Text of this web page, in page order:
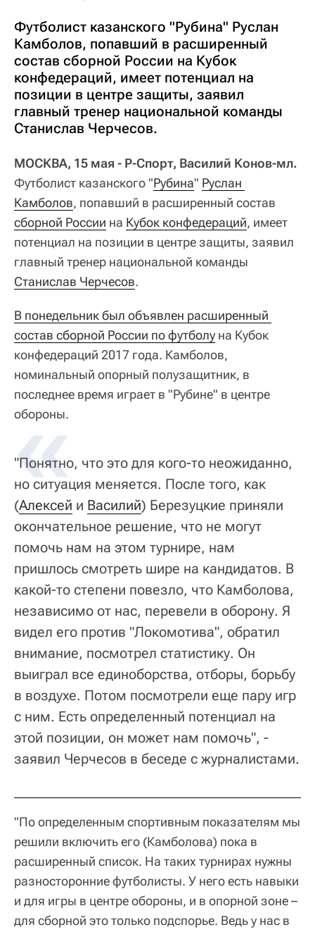
Футболист казанского "Рубина" Руслан
Камболов, попавший в расширенный
состав сборной России на Кубок
конфедераций, имеет потенциал на
позиции в центре защиты, заявил
главный тренер национальной команды
Станислав Черчесов.
МОСКВА, 15 мая - Р-Спорт, Василий Конов-мл.
Футболист казанского "Рубина" Руслан
Камболов, попавший в расширенный состав
сборной России на Кубок конфедераций, имеет
потенциал на позиции в центре защиты, заявил
главный тренер национальной команды
Станислав Черчесов.
В понедельник был объявлен расширенный
состав сборной России по футболу на Кубок
конфедераций 2017 года. Камболов,
номинальный опорный полузащитник, в
последнее время играет в "Рубине" в центре
обороны.
"Понятно, что это для кого-то неожиданно,
но ситуация меняется. После того, как
(Алексей и Василий) Березуцкие приняли
окончательное решение, что не могут
помочь нам на этом турнире, нам
пришлось смотреть шире на кандидатов. В
какой-то степени повезло, что Камболова,
независимо от нас, перевели в оборону. Я
видел его против "Локомотива", обратил
внимание, посмотрел статистику. Он
выиграл все единоборства, отборы, борьбу
в воздухе. Потом посмотрели еще пару игр
с ним. Есть определенный потенциал на
этой позиции, он может нам помочь", -
заявил Черчесов в беседе с журналистами.
"По определенным спортивным показателям мы
решили включить его (Камболова) пока в
расширенный список. На таких турнирах нужны
разносторонние футболисты. У него есть навыки
и для игры в центре обороны, и в опорной зоне –
для сборной это только подспорье. Ведь у нас в